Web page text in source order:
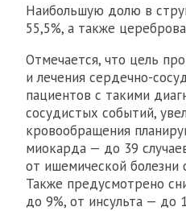
Наибольшую долю в
55,5%, а также
Отмечается, что цель
и лечения сердечно-
пациентов с такими
сосудистых событий,
кровообращения
миокарда — до 39
от ишемической
Также предусмотрено
до 9%, от инсульта — до